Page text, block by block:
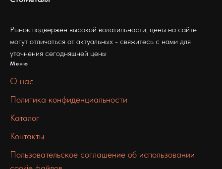
Рынок подвержен высокой волатильности, цены на сайте
могут отличаться от актуальных - свяжитесь с нами для
уточнения сегодняшней цены
Меню
О нас
Политика конфиденциальности
Каталог
Контакты
Пользовательское соглашение об использовании